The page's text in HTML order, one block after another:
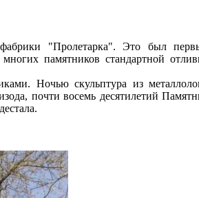
"Пролетарка". Это был
памятников стандартной
Ночью скульптура из
почти восемь десятилетий